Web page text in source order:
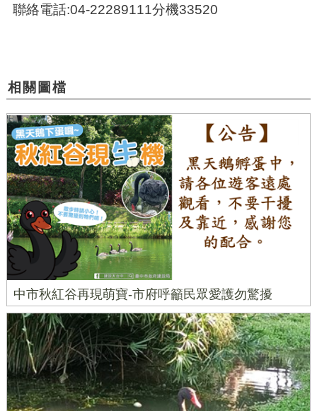
聯絡電話:04-22289111分機33520
相關圖檔
中市秋紅谷再現萌寶-市府呼籲民眾愛護勿驚擾